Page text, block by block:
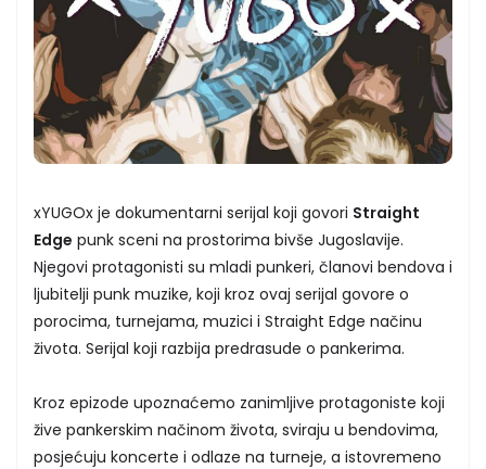
xYUGOx je dokumentarni serijal koji govori Straight
Edge punk sceni na prostorima bivše Jugoslavije.
Njegovi protagonisti su mladi punkeri, članovi bendova i
ljubitelji punk muzike, koji kroz ovaj serijal govore o
porocima, turnejama, muzici i Straight Edge načinu
života. Serijal koji razbija predrasude o pankerima.
Kroz epizode upoznaćemo zanimljive protagoniste koji
žive pankerskim načinom života, sviraju u bendovima,
posjećuju koncerte i odlaze na turneje, a istovremeno